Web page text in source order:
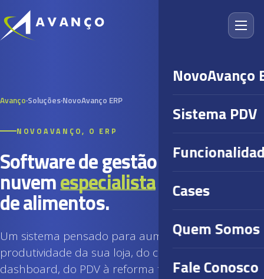
NovoAvanço
Sistema PDV
Cases
Quem Somos
Fale Conosco
Avanço·Soluções·NovoAvanço ERP
NOVOAVANÇO, O ERP
Software de gestão em
nuvemespecialistaem varejo
de alimentos.
Um sistema pensado para aumentar a
produtividade da sua loja, do cadastro ao
dashboard, do PDV à reforma tributária.